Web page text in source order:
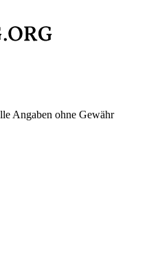
Angaben ohne Gewähr